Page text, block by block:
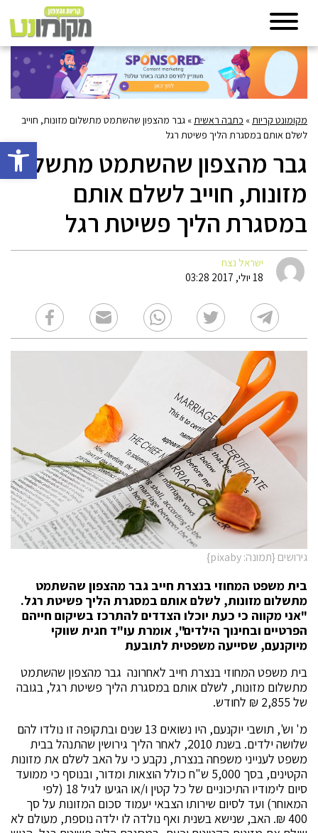
פתח
מקומונט קריות » כתבה ראשית » גבר מהצפון שהשתמט מתשלום מזונות, חוייב
לשלם אותם במסגרת הליך פשיטת רגל
גבר מהצפון שהשתמט מתשלום
מזונות, חוייב לשלם אותם
במסגרת הליך פשיטת רגל
ישראל נצח
18 יולי, 2017 03:28
גירושים {תמונה: pixaby}
בית משפט המחוזי בנצרת חייב גבר מהצפון שהשתמט
מתשלום מזונות, לשלם אותם במסגרת הליך פשיטת רגל.
"אני מקווה כי כעת יוכלו הצדדים להתרכז בשיקום חייהם
הפרטיים ובחינוך הילדים", אומרת עו"ד חגית שווקי
מיוקנעם, שסייעה משפטית לתובעת
בית משפט המחוזי בנצרת חייב לאחרונה גבר מהצפון שהשתמט
מתשלום מזונות, לשלם אותם במסגרת הליך פשיטת רגל, בגובה
של 2,855 ₪ לחודש.
מ' וש', תושבי יוקנעם, היו נשואים 13 שנים ובתקופה זו נולדו להם
שלושה ילדים. בשנת 2010, לאחר הליך גירושין שהתנהל בבית
משפט לענייני משפחה בנצרת, נקבע כי על האב לשלם את מזונות
הקטינים, בסך 5,000 ש"ח כולל הוצאות ומדור, ובנוסף כי ממועד
סיום לימודיו התיכוניים של כל קטין ו/או הגיעו לגיל 18 (לפי
המאוחר) ועד לסיום שירותו הצבאי יעמוד סכום המזונות על סך
400 ₪. האב, שנישא בשנית ואף נולדה לו ילדה נוספת, מעולם לא